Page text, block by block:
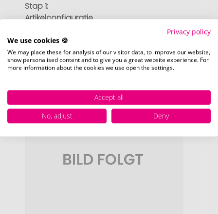
Stap 1:
Artikelconfiguratie
Kies uw gewenste promotieartikelen en
pas deze aan naar uw wensen. Plaats
vervolgens de geconfigureerde artikelen
in uw winkelwagen.
Privacy policy
We use cookies 🍪
We may place these for analysis of our visitor data, to improve our website,
show personalised content and to give you a great website experience. For
more information about the cookies we use open the settings.
Accept all
No, adjust
Deny